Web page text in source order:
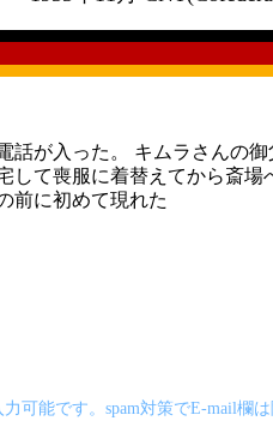
が入った。 キムラさんの御
て喪服に着替えてから斎場
前に初めて現れた
可能です。spam対策でE-mail欄